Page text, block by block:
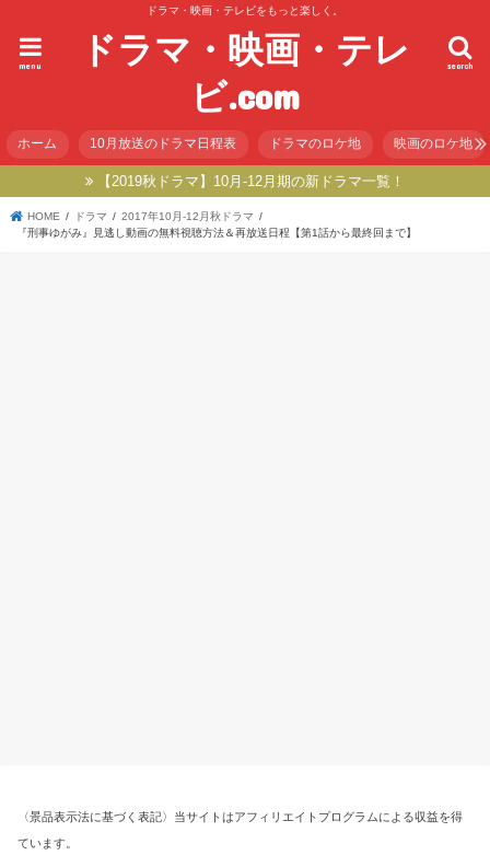
ドラマ・映画・テレビをもっと楽しく。
ドラマ・映画・テレ
ビ.com
search
menu
ホーム 10月放送のドラマ日程表 ドラマのロケ地 映画のロケ地
【2019秋ドラマ】10月-12月期の新ドラマ一覧！
HOME ドラマ
2017年10月-12月秋ドラマ
『刑事ゆがみ』見逃し動画の無料視聴方法＆再放送日程【第1話から最終回まで】
〈景品表示法に基づく表記〉当サイトはアフィリエイトプログラムによる収益を得
ています。